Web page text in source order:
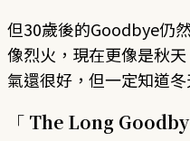
但30歲後的Goodbye仍
像烈火，現在更像是秋
氣還很好，但一定知道冬
「 The Long